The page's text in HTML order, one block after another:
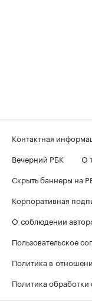
Контактная
Вечерний РБК
О
Скрыть баннеры на
Корпоративная
О соблюдении
Пользовательское
Политика в
Политика